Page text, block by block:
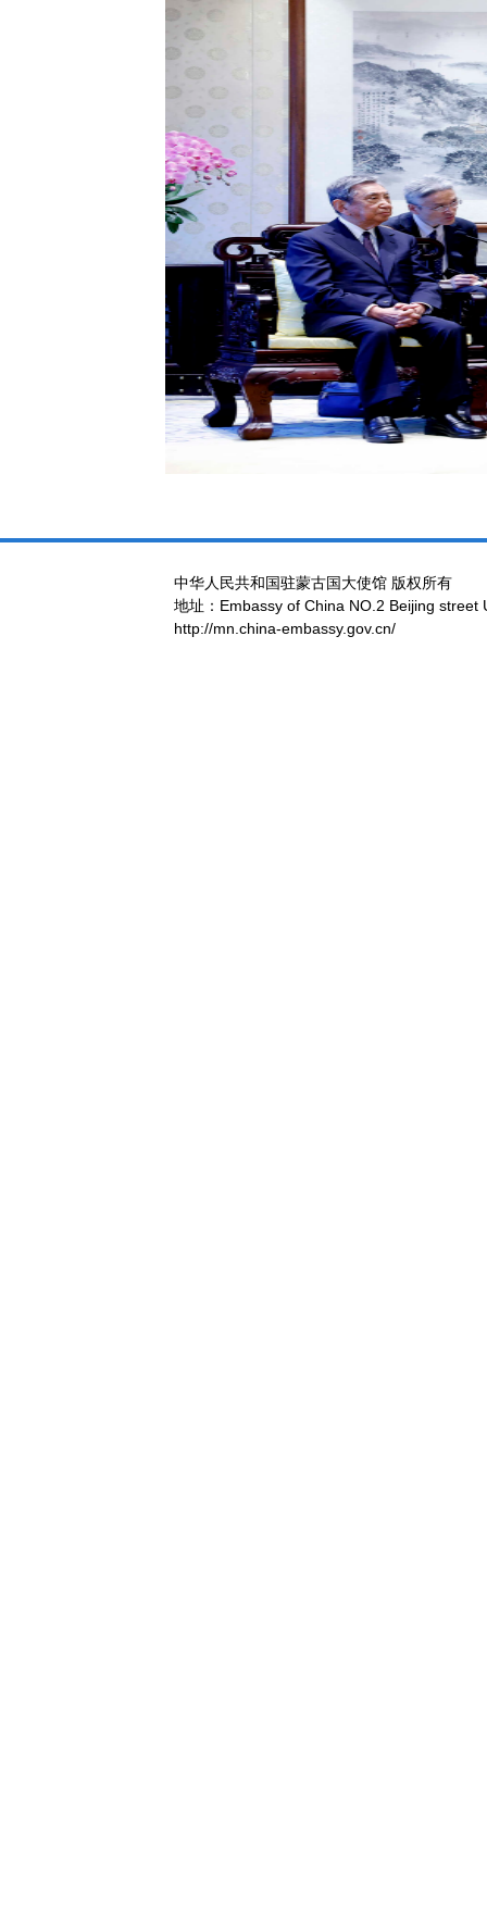
中华人民共和国驻蒙古国大使馆 版权所有
地址：Embassy of China NO.2 Beijing street
http://mn.china-embassy.gov.cn/